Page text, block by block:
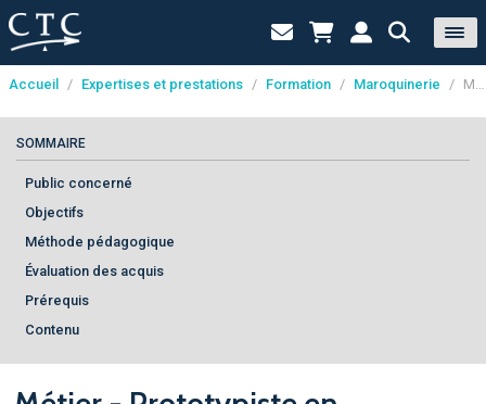
Panneau de gestion des cookies
Accueil / Expertises et prestations / Formation / Maroquinerie / Métier - Prototypiste en maroquinerie
SOMMAIRE
Public concerné
Objectifs
Méthode pédagogique
Évaluation des acquis
Prérequis
Contenu